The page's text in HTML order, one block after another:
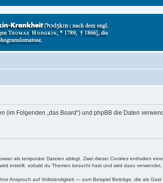
(im Folgenden „das Board“) und phpBB die Daten
als temporäre Dateien ablegt. Zwei dieser Cookies enthalten
erstellt, sobald du Themen besucht hast und wird dazu
Anspruch auf Vollständigkeit — zum Beispiel Beiträge, die als